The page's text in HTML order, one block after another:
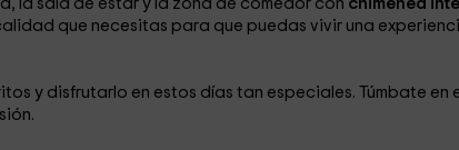
la sala de estar y la zona de comedor con chimenea
que necesitas para que puedas vivir una
y disfrutarlo en estos días tan especiales. Túmbate en